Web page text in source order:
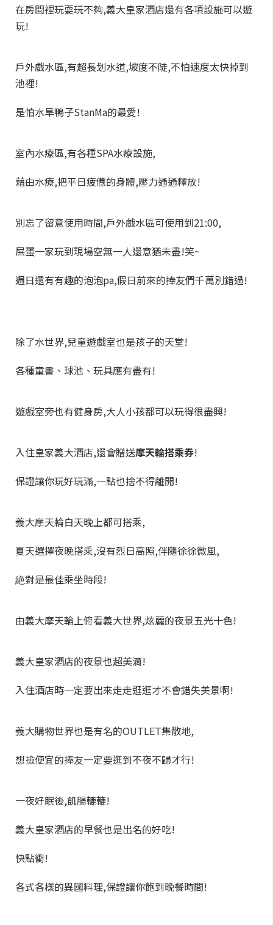
在房間裡玩耍玩不夠,義大皇家酒店還有各項設施可以遊
玩!
戶外戲水區,有超長划水道,坡度不陡,不怕速度太快掉到
池裡!
是怕水旱鴨子StanMa的最愛!
室內水療區,有各種SPA水療設施,
藉由水療,把平日疲憊的身體,壓力通通釋放!
別忘了留意使用時間,戶外戲水區可使用到21:00,
屎蛋一家玩到現場空無一人還意猶未盡!笑~
週日還有有趣的泡泡pa,假日前來的捧友們千萬別錯過!
除了水世界,兒童遊戲室也是孩子的天堂!
各種童書、球池、玩具應有盡有!
遊戲室旁也有健身房,大人小孩都可以玩得很盡興!
入住皇家義大酒店,還會贈送摩天輪搭乘券!
保證讓你玩好玩滿,一點也捨不得離開!
義大摩天輪白天晚上都可搭乘,
夏天選擇夜晚搭乘,沒有烈日高照,伴隨徐徐微風,
絶對是最佳乘坐時段!
由義大摩天輪上俯看義大世界,炫麗的夜景五光十色!
義大皇家酒店的夜景也超美滴!
入住酒店時一定要出來走走逛逛才不會錯失美景啊!
義大購物世界也是有名的OUTLET集散地,
想撿便宜的捧友一定要逛到不夜不歸才行!
一夜好眠後,飢腸轆轆!
義大皇家酒店的早餐也是出名的好吃!
快點衝!
各式各樣的異國料理,保證讓你飽到晚餐時間!